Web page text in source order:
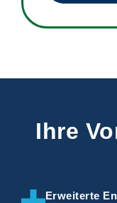
Ihre
Erweiterte